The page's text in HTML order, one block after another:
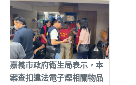
嘉義市政府衛生局表示，本
案查扣違法電子煙相關物品